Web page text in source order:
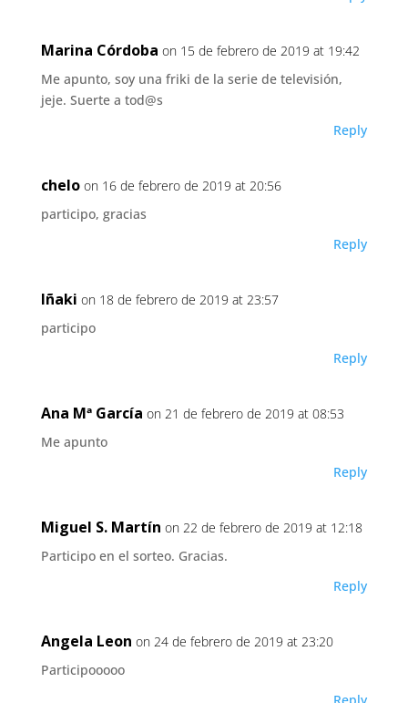
Marina Córdoba on 15 de febrero de 2019 at 19:42
Me apunto, soy una friki de la serie de televisión,
jeje. Suerte a tod@s
Reply
chelo on 16 de febrero de 2019 at 20:56
participo, gracias
Reply
Iñaki on 18 de febrero de 2019 at 23:57
participo
Reply
Ana Mª García on 21 de febrero de 2019 at 08:53
Me apunto
Reply
Miguel S. Martín on 22 de febrero de 2019 at 12:18
Participo en el sorteo. Gracias.
Reply
Angela Leon on 24 de febrero de 2019 at 23:20
Participooooo